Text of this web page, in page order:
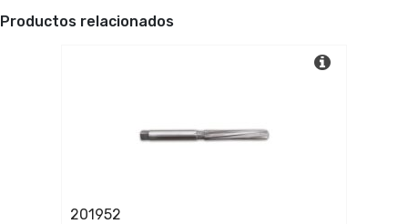
Productos relacionados
201952